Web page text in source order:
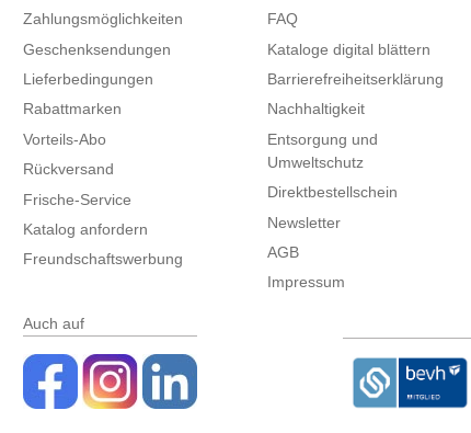
Zahlungsmöglichkeiten
Geschenksendungen
Lieferbedingungen
Rabattmarken
Vorteils-Abo
Rückversand
Frische-Service
Katalog anfordern
Freundschaftswerbung
FAQ
Kataloge digital blättern
Barrierefreiheitserklärung
Nachhaltigkeit
Entsorgung und
Umweltschutz
Direktbestellschein
Newsletter
AGB
Impressum
Auch auf